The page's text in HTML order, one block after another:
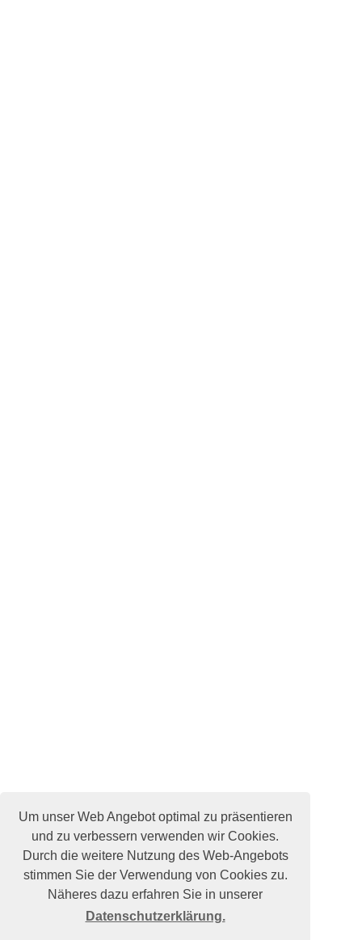
Um unser Web Angebot optimal zu präsentieren
und zu verbessern verwenden wir Cookies.
Durch die weitere Nutzung des Web-Angebots
stimmen Sie der Verwendung von Cookies zu.
Näheres dazu erfahren Sie in unserer
Datenschutzerklärung.